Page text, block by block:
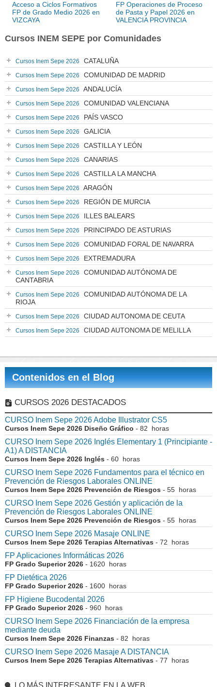
Acceso a Ciclos Formativos
FP de Grado Medio 2026 en
VIZCAYA
FP Operaciones de Proceso
de Pasta y Papel 2026 en
VALENCIA PROVINCIA
Cursos INEM SEPE por Comunidades
Cursos Inem Sepe 2026 CATALUÑA
Cursos Inem Sepe 2026 COMUNIDAD DE MADRID
Cursos Inem Sepe 2026 ANDALUCÍA
Cursos Inem Sepe 2026 COMUNIDAD VALENCIANA
Cursos Inem Sepe 2026 PAÍS VASCO
Cursos Inem Sepe 2026 GALICIA
Cursos Inem Sepe 2026 CASTILLA Y LEÓN
Cursos Inem Sepe 2026 CANARIAS
Cursos Inem Sepe 2026 CASTILLA LA MANCHA
Cursos Inem Sepe 2026 ARAGÓN
Cursos Inem Sepe 2026 REGIÓN DE MURCIA
Cursos Inem Sepe 2026 ILLES BALEARS
Cursos Inem Sepe 2026 PRINCIPADO DE ASTURIAS
Cursos Inem Sepe 2026 COMUNIDAD FORAL DE NAVARRA
Cursos Inem Sepe 2026 EXTREMADURA
Cursos Inem Sepe 2026
COMUNIDAD AUTÓNOMA DE
CANTABRIA
Cursos Inem Sepe 2026
COMUNIDAD AUTÓNOMA DE LA
RIOJA
Cursos Inem Sepe 2026 CIUDAD AUTONOMA DE CEUTA
Cursos Inem Sepe 2026 CIUDAD AUTONOMA DE MELILLA
Contenidos en el Blog
CURSOS 2026 DESTACADOS
CURSO Inem Sepe 2026 Adobe Illustrator CS5
Cursos Inem Sepe 2026 Diseño Gráfico - 82 horas
CURSO Inem Sepe 2026 Inglés Elementary 1 (Principiante -
A1) A DISTANCIA
Cursos Inem Sepe 2026 Inglés - 60 horas
CURSO Inem Sepe 2026 Fundamentos para el técnico en
Prevención de Riesgos Laborales ONLINE
Cursos Inem Sepe 2026 Prevención de Riesgos - 55 horas
CURSO Inem Sepe 2026 Gestión y aplicación de la
Prevención de Riesgos Laborales ONLINE
Cursos Inem Sepe 2026 Prevención de Riesgos - 55 horas
CURSO Inem Sepe 2026 Masaje ONLINE
Cursos Inem Sepe 2026 Terapias Alternativas - 72 horas
FP Aplicaciones Informáticas 2026
FP Grado Superior 2026 - 1620 horas
FP Dietética 2026
FP Grado Superior 2026 - 1600 horas
FP Higiene Bucodental 2026
FP Grado Superior 2026 - 960 horas
CURSO Inem Sepe 2026 Financiación de la empresa
mediante deuda
Cursos Inem Sepe 2026 Finanzas - 82 horas
CURSO Inem Sepe 2026 Masaje A DISTANCIA
Cursos Inem Sepe 2026 Terapias Alternativas - 77 horas